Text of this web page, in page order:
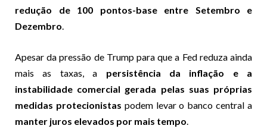
redução de 100 pontos-base entre Setembro e
Dezembro
Apesar da pressão de Trump para que a Fed reduza ainda
mais as taxas, a persistência da inflação e a
instabilidade comercial gerada pelas suas próprias
medidas protecionistas podem levar o banco central a
manter juros elevados por mais tempo